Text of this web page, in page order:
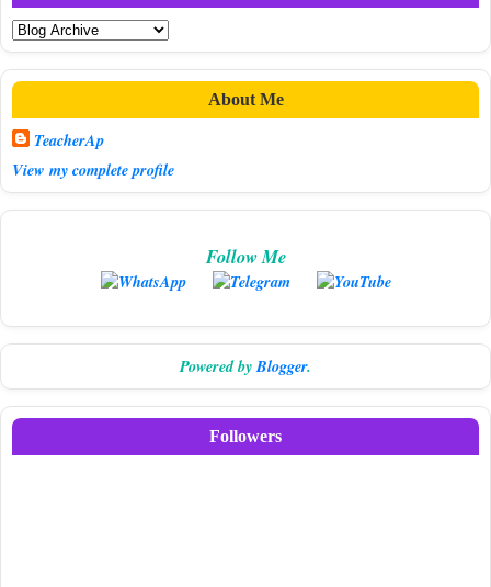
About Me
TeacherAp
View my complete profile
Follow Me
Powered byBlogger.
Followers